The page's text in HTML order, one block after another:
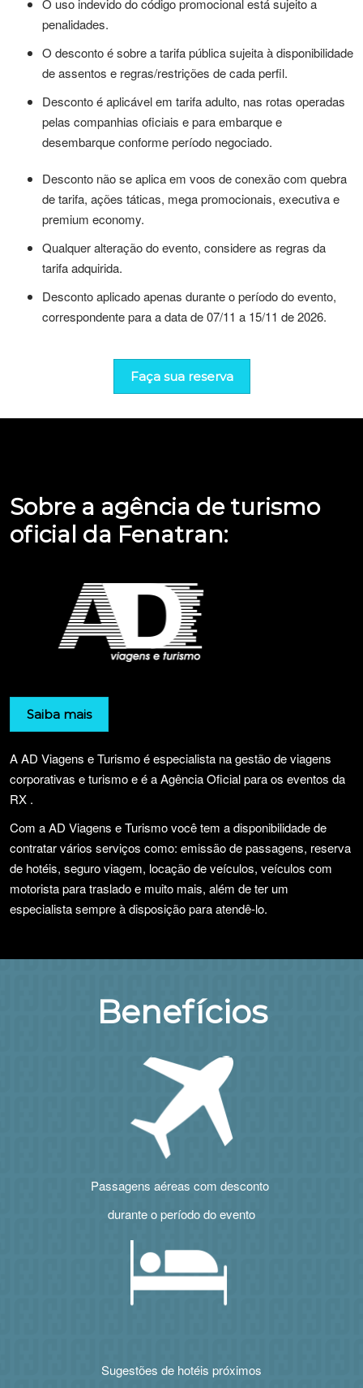
O uso indevido do código promocional está sujeito a
penalidades.
O desconto é sobre a tarifa pública sujeita à disponibilidade
de assentos e regras/restrições de cada perfil.
Desconto é aplicável em tarifa adulto, nas rotas operadas
pelas companhias oficiais e para embarque e
desembarque conforme período negociado.
Desconto não se aplica em voos de conexão com quebra
de tarifa, ações táticas, mega promocionais, executiva e
premium economy.
Qualquer alteração do evento, considere as regras da
tarifa adquirida.
Desconto aplicado apenas durante o período do evento,
correspondente para a data de 07/11 a 15/11 de 2026.
Faça sua reserva
Sobre a agência de turismo
oficial da Fenatran:
Saiba mais
A AD Viagens e Turismo é especialista na gestão de viagens
corporativas e turismo e é a Agência Oficial para os eventos da
RX .
Com a AD Viagens e Turismo você tem a disponibilidade de
contratar vários serviços como: emissão de passagens, reserva
de hotéis, seguro viagem, locação de veículos, veículos com
motorista para traslado e muito mais, além de ter um
especialista sempre à disposição para atendê-lo.
Benefícios
Passagens aéreas com desconto
durante o período do evento
Sugestões de hotéis próximos